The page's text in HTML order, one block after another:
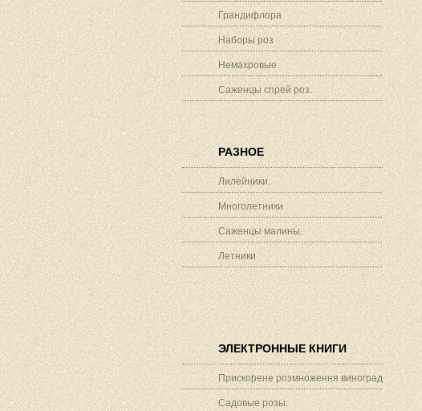
Грандифлора
Наборы роз
Немахровые
Саженцы спрей роз.
РАЗНОЕ
Лилейники.
Многолетники
Саженцы малины.
Летники
ЭЛЕКТРОННЫЕ КНИГИ
Прискорене розмноження винограду.
Садовые розы.